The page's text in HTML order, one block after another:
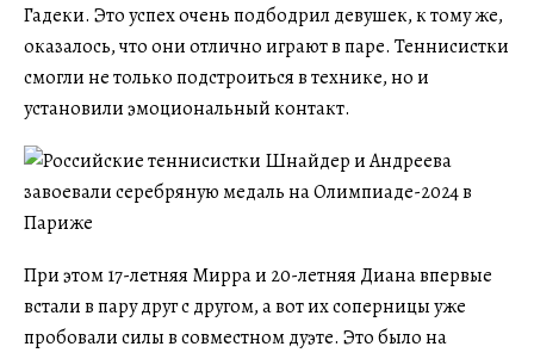
Гадеки. Это успех очень подбодрил девушек, к тому же,
оказалось, что они отлично играют в паре. Теннисистки
смогли не только подстроиться в технике, но и
установили эмоциональный контакт.
При этом 17-летняя Мирра и 20-летняя Диана впервые
встали в пару друг с другом, а вот их соперницы уже
пробовали силы в совместном дуэте. Это было на